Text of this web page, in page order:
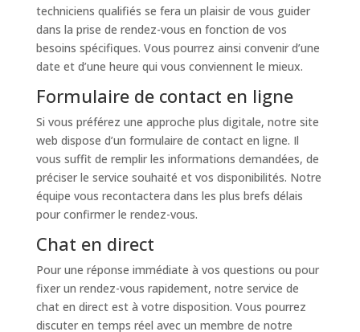
techniciens qualifiés se fera un plaisir de vous guider
dans la prise de rendez-vous en fonction de vos
besoins spécifiques. Vous pourrez ainsi convenir d’une
date et d’une heure qui vous conviennent le mieux.
Formulaire de contact en ligne
Si vous préférez une approche plus digitale, notre site
web dispose d’un formulaire de contact en ligne. Il
vous suffit de remplir les informations demandées, de
préciser le service souhaité et vos disponibilités. Notre
équipe vous recontactera dans les plus brefs délais
pour confirmer le rendez-vous.
Chat en direct
Pour une réponse immédiate à vos questions ou pour
fixer un rendez-vous rapidement, notre service de
chat en direct est à votre disposition. Vous pourrez
discuter en temps réel avec un membre de notre